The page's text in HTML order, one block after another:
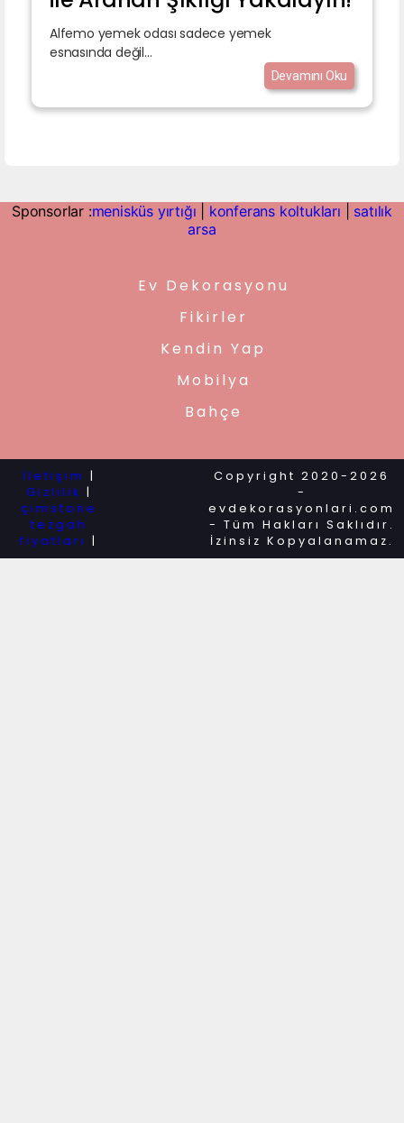
Alfemo yemek odası sadece yemek
esnasında değil...
Devamını Oku
Sponsorlar :menisküs yırtığı konferans koltukları
satılık
arsa
Ev Dekorasyonu
Fikirler
Kendin Yap
Mobilya
Bahçe
İletişim
|
Gizlilik |
çimstone
tezgah
fiyatları
|
Copyright 2020-2026
-
evdekorasyonlari.com
- Tüm Hakları Saklıdır.
İzinsiz Kopyalanamaz.